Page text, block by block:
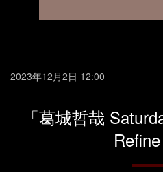
2023年12月2日 12:00
「葛城哲哉
Refine